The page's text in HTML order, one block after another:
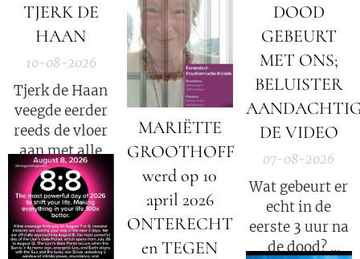
TJERK DE
HAAN
10-08-2026
Tjerk de Haan
veegde eerder
reeds de vloer
aan met alle
COVID wetten!
onafhankelijke
berichtgeving.
MARIËTTE
GROOTHOFF
werd op 10
april 2026
ONTERECHT
en TEGEN
DOOD
GEBEURT
MET ONS;
BELUISTER
DE VIDEO
07-08-2026
Wat gebeurt er
echt in de
eerste 3 uur na
de dood?